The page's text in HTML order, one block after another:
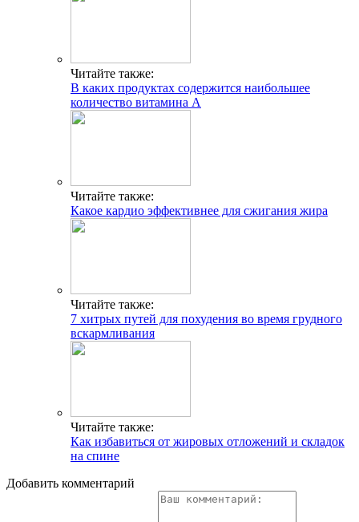
Читайте также:
В каких продуктах содержится наибольшее
количество витамина А
Читайте также:
Какое кардио эффективнее для сжигания жира
Читайте также:
7 хитрых путей для похудения во время грудного
вскармливания
Читайте также:
Как избавиться от жировых отложений и складок
на спине
Добавить комментарий